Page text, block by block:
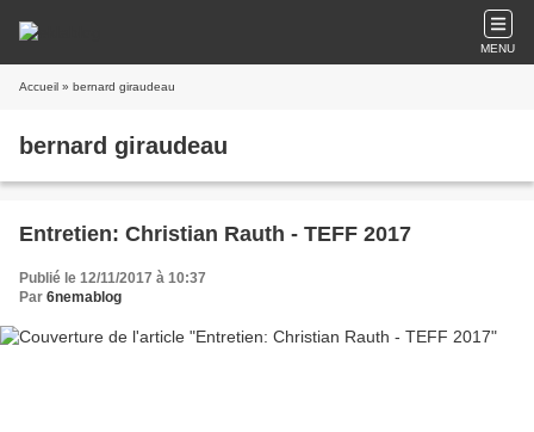
MENU
Accueil » bernard giraudeau
bernard giraudeau
Entretien: Christian Rauth - TEFF 2017
Publié le 12/11/2017 à 10:37
Par 6nemablog